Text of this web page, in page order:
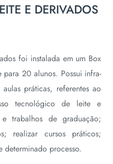
E DERIVADOS
foi instalada em um Box
20 alunos. Possui infra-
práticas, referentes ao
tecnológico de leite e
trabalhos de graduação;
realizar cursos práticos;
processo.